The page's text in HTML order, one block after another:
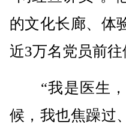
的文化长廊、体
近3万名党员前往
“我是医生，
候，我也焦躁过